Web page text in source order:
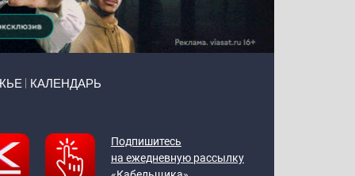
КАЛЕНДАРЬ
Подпишитесь
на ежедневную рассылку